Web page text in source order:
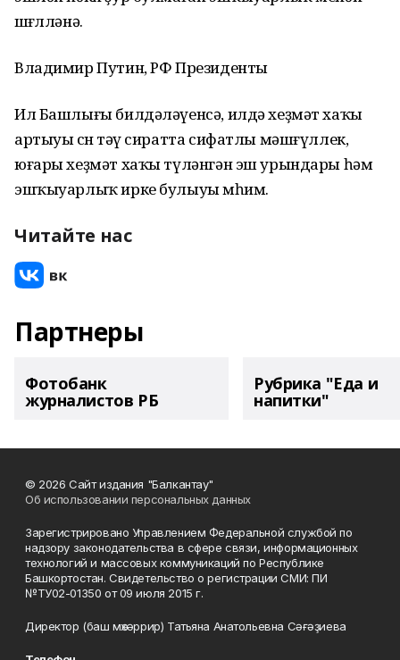
шөғөлләнә.
Владимир Путин, РФ Президенты
Ил Башлығы билдәләүенсә, илдә хеҙмәт хаҡы
артыуы өсөн тәү сиратта сифатлы мәшғүллек,
юғары хеҙмәт хаҡы түләнгән эш урындары һәм
эшҡыуарлыҡ ирке булыуы мөһим.
Читайте нас
Партнеры
Фотобанк
журналистов РБ
Рубрика "Еда и
напитки"
© 2026 Сайт издания "Балкантау"
Об использовании персональных данных
Зарегистрировано Управлением Федеральной службой по
надзору законодательства в сфере связи, информационных
технологий и массовых коммуникаций по Республике
Башкортостан. Свидетельство о регистрации СМИ: ПИ
№ТУ02-01350 от 09 июля 2015 г.
Директор (баш мөхәррир) Татьяна Анатольевна Сәғәҙиева